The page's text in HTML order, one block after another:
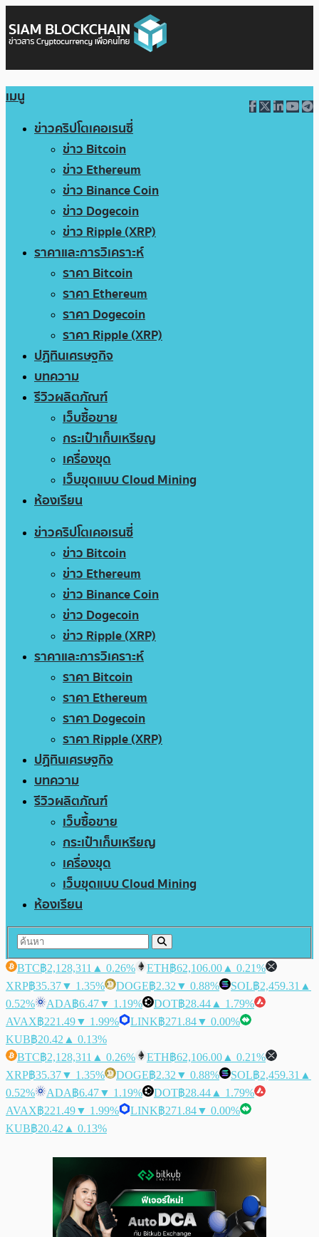
เมนู
ข่าวคริปโตเคอเรนซี่
ข่าว Bitcoin
ข่าว Ethereum
ข่าว Binance Coin
ข่าว Dogecoin
ข่าว Ripple (XRP)
ราคาและการวิเคราะห์
ราคา Bitcoin
ราคา Ethereum
ราคา Dogecoin
ราคา Ripple (XRP)
ปฏิทินเศรษฐกิจ
บทความ
รีวิวผลิตภัณฑ์
เว็บซื้อขาย
กระเป๋าเก็บเหรียญ
เครื่องขุด
เว็บขุดแบบ Cloud Mining
ห้องเรียน
ข่าวคริปโตเคอเรนซี่
ข่าว Bitcoin
ข่าว Ethereum
ข่าว Binance Coin
ข่าว Dogecoin
ข่าว Ripple (XRP)
ราคาและการวิเคราะห์
ราคา Bitcoin
ราคา Ethereum
ราคา Dogecoin
ราคา Ripple (XRP)
ปฏิทินเศรษฐกิจ
บทความ
รีวิวผลิตภัณฑ์
เว็บซื้อขาย
กระเป๋าเก็บเหรียญ
เครื่องขุด
เว็บขุดแบบ Cloud Mining
ห้องเรียน
BTC฿2,128,311 ▲ 0.26% ETH฿62,106.00 ▲ 0.21%
XRP฿35.37▼ 1.35% DOGE฿2.32 ▼ 0.88% SOL฿2,459.31 ▲
0.52%
ADA฿6.47▼ 1.19% DOT฿28.44 ▲ 1.79%
AVAX฿221.49▼ 1.99% LINK฿271.84▼ 0.00%
KUB฿20.42 ▲ 0.13%
BTC฿2,128,311 ▲ 0.26% ETH฿62,106.00 ▲ 0.21%
XRP฿35.37▼ 1.35% DOGE฿2.32 ▼ 0.88% SOL฿2,459.31 ▲
0.52%
ADA฿6.47▼ 1.19% DOT฿28.44 ▲ 1.79%
AVAX฿221.49▼ 1.99% LINK฿271.84▼ 0.00%
KUB฿20.42 ▲ 0.13%